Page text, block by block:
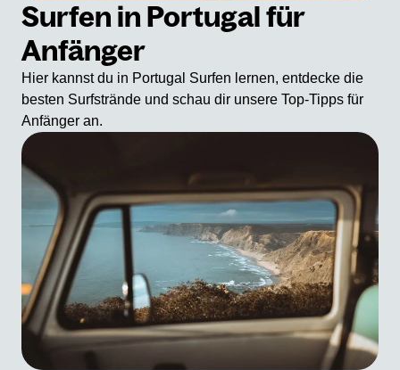
Surfen in Portugal für
Anfänger
Hier kannst du in Portugal Surfen lernen, entdecke die
besten Surfstrände und schau dir unsere Top-Tipps für
Anfänger an.